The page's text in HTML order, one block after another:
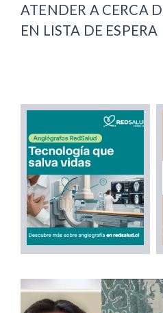
ATENDER A CERCA
EN LISTA DE ESPERA